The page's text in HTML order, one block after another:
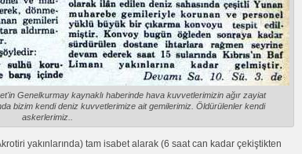
Genelkurmay kaynaklı haberinde hava kuvvetlerimizin ağır zayiat
bizim kendi deniz kuvvetlerimize ait gemilerimiz. Öldürülenler kendi
askerlerimiz..
yakınlarında) tam isabet alarak (6 saat can kadar çekiştikten